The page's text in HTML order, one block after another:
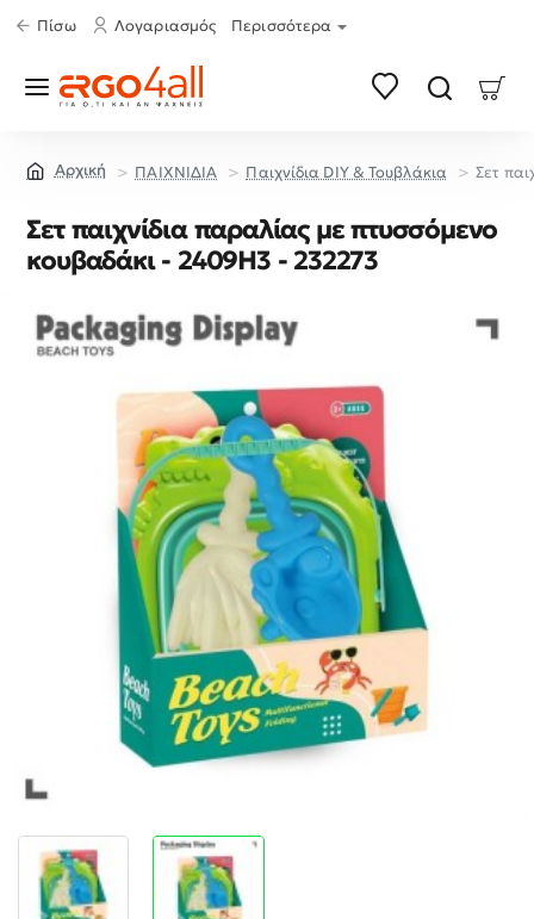
Πίσω Λογαριασμός Περισσότερα
ΠΑΙΧΝΙΔΙΑ Παιχνίδια DIY & Τουβλάκια Σετ
Σετ παιχνίδια παραλίας με πτυσσόμενο
κουβαδάκι - 2409H3 - 232273